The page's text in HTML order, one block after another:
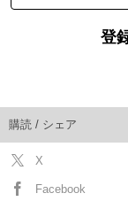
購読 / シェア
X
Facebook